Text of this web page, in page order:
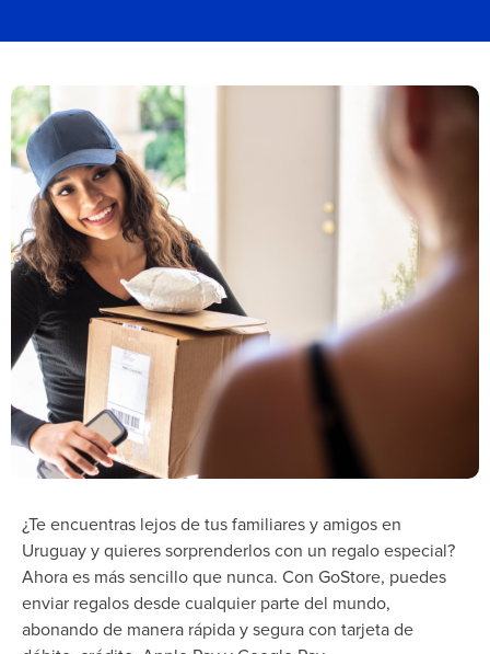
¿Te encuentras lejos de tus familiares y amigos en
Uruguay y quieres sorprenderlos con un regalo especial?
Ahora es más sencillo que nunca. Con GoStore, puedes
enviar regalos desde cualquier parte del mundo,
abonando de manera rápida y segura con tarjeta de